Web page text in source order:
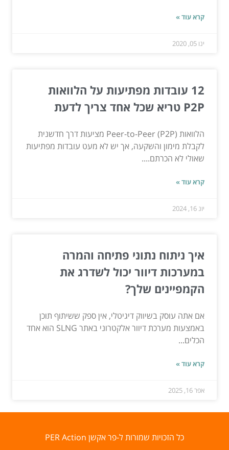
קרא עוד »
ינו 05, 2020
12 עובדות מפתיעות על הלוואות
P2P טריא שכל אחד צריך לדעת
הלוואות Peer-to-Peer (P2P) מציעות דרך חדשנית
לקבלת מימון והשקעה, אך יש לא מעט עובדות מפתיעות
שאולי לא הכרתם....
קרא עוד »
יונ 16, 2024
איך ניתוח נתוני פתיחה והמרה
במערכות דיוור יכול לשדרג את
הקמפיינים שלך?
אם אתה עוסק בשיווק דיגיטלי, אין ספק ששיתוף תוכן
באמצעות מערכת דיוור אלקטרוני באתר SLNG הוא אחד
הכלים...
קרא עוד »
אפר 16, 2025
כל הזכויות שמורות ל-פר אקשן PER Action